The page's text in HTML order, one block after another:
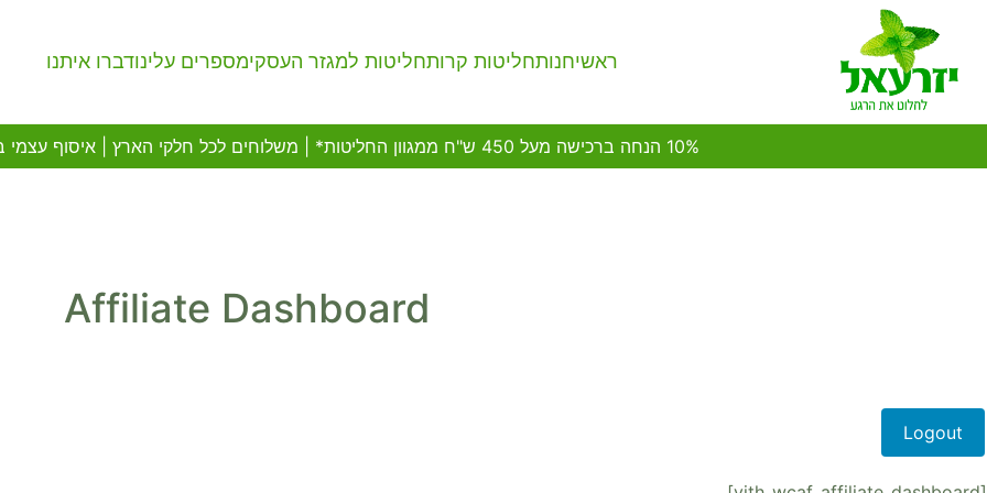
content
ראשיחנותחליטות קרותחליטות למגזר העסקימספרים עלינודברו איתנו
10% הנחה ברכישה מעל 450 ש"ח ממגוון החליטות* | משלוחים לכל חלקי הארץ | איסוף עצמי בחנות הראשית | כשר לפסח
Affiliate Dashboard
Logout